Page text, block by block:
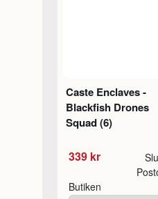
Caste Enclaves -
Blackfish Drones
Squad (6)
339 kr
Butiken